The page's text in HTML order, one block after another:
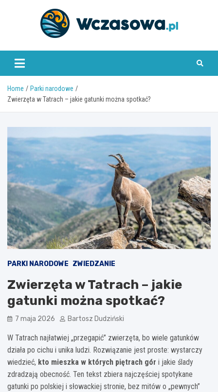
www.wczasowa.pl
Home
Parki narodowe
Zwierzęta w Tatrach – jakie gatunki można spotkać?
PARKI NARODOWE ZWIEDZANIE
Zwierzęta w Tatrach – jakie
gatunki można spotkać?
7 maja 2026 Bartosz Dudziński
W Tatrach najłatwiej „przegapić” zwierzęta, bo wiele gatunków
działa po cichu i unika ludzi. Rozwiązanie jest proste: wystarczy
wiedzieć, kto mieszka w których piętrach gór i jakie ślady
zdradzają obecność. Ten tekst zbiera najczęściej spotykane
gatunki po polskiej i słowackiej stronie, bez mitów o „pewnych”